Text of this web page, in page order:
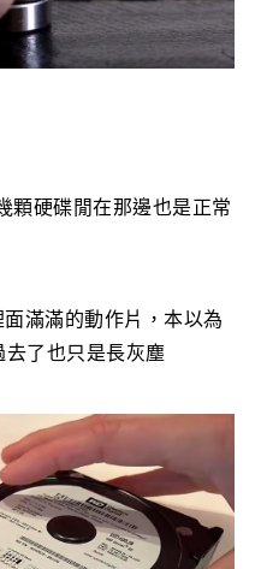
顆硬碟閒在那邊也是正常
滿滿的動作片，本以為
了也只是長灰塵